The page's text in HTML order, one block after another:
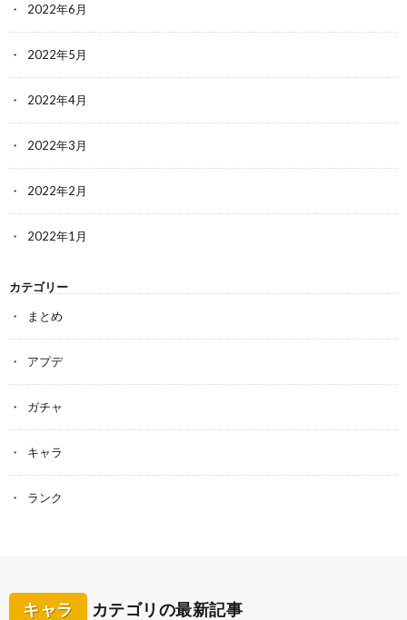
2022年6月
2022年5月
2022年4月
2022年3月
2022年2月
2022年1月
カテゴリー
まとめ
アプデ
ガチャ
キャラ
ランク
キャラ カテゴリの最新記事